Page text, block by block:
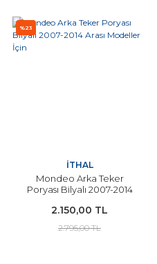
%23
İTHAL
Mondeo Arka Teker
Poryası Bilyalı 2007-2014
2.150,00 TL
2.795,00 TL